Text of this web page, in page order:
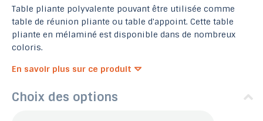
Table pliante polyvalente pouvant être utilisée comme
table de réunion pliante ou table d'appoint. Cette table
pliante en mélaminé est disponible dans de nombreux
coloris.
En savoir plus sur ce produit
Choix des options